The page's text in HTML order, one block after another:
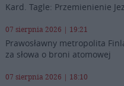
Kard. Tagle: Przemienienie
07 sierpnia 2026 | 19:21
Prawosławny metropolita
za słowa o broni atomowej
07 sierpnia 2026 | 18:10